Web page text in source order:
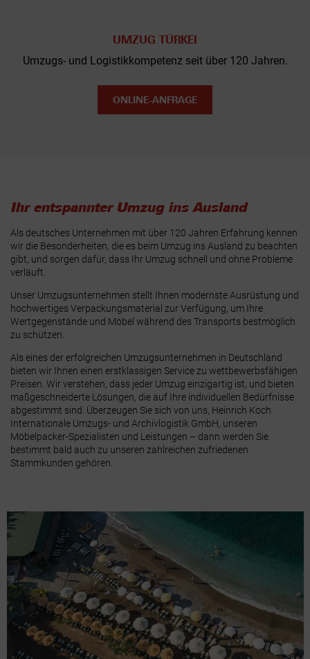
UMZUG TÜRKEI
Umzugs- und Logistikkompetenz seit über 120 Jahren.
ONLINE-ANFRAGE
Ihr entspannter Umzug ins Ausland
Als deutsches Unternehmen mit über 120 Jahren Erfahrung kennen
wir die Besonderheiten, die es beim Umzug ins Ausland zu beachten
gibt, und sorgen dafür, dass Ihr Umzug schnell und ohne Probleme
verläuft.
Unser Umzugsunternehmen stellt Ihnen modernste Ausrüstung und
hochwertiges Verpackungsmaterial zur Verfügung, um Ihre
Wertgegenstände und Möbel während des Transports bestmöglich
zu schützen.
Als eines der erfolgreichen Umzugsunternehmen in Deutschland
bieten wir Ihnen einen erstklassigen Service zu wettbewerbsfähigen
Preisen. Wir verstehen, dass jeder Umzug einzigartig ist, und bieten
maßgeschneiderte Lösungen, die auf Ihre individuellen Bedürfnisse
abgestimmt sind. Überzeugen Sie sich von uns, Heinrich Koch
Internationale Umzugs- und Archivlogistik GmbH, unseren
Möbelpacker-Spezialisten und Leistungen – dann werden Sie
bestimmt bald auch zu unseren zahlreichen zufriedenen
Stammkunden gehören.